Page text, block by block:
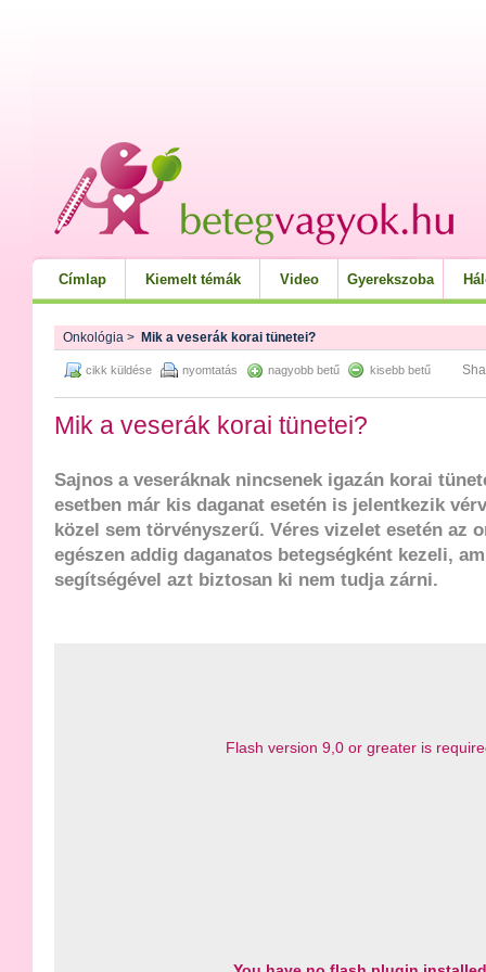
Címlap Kiemelt témák Video Gyerekszoba
Onkológia > Mik a veserák korai tünetei?
cikk küldése nyomtatás nagyobb betű kisebb betű
Mik a veserák korai tünetei?
Sajnos a veseráknak nincsenek igazán korai
esetben már kis daganat esetén is jelentkezik
közel sem törvényszerű. Véres vizelet esetén az
egészen addig daganatos betegségként kezeli,
segítségével azt biztosan ki nem tudja zárni.
Flash version 9,0 or greater is